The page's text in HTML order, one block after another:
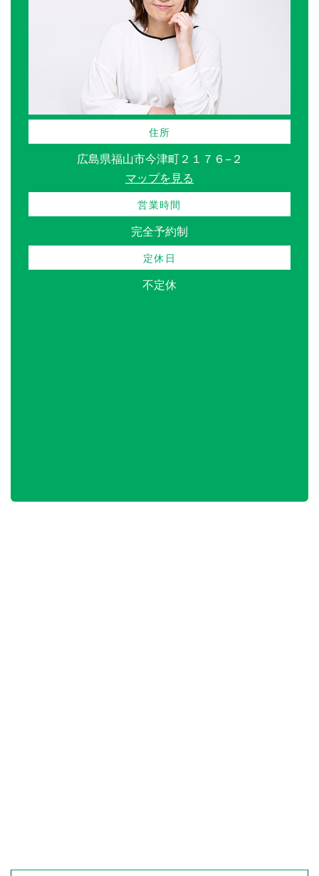
住所
広島県福山市今津町２１７６−２
マップを見る
営業時間
完全予約制
定休日
不定休